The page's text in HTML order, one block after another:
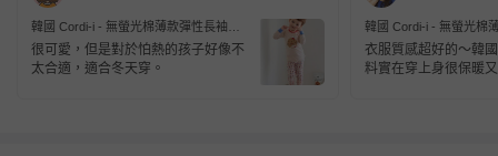
韓國 Cordi-i - 無螢光棉薄款彈性長袖家
居服-巧克力餅乾-米膚
很可愛，但是對於怕熱的孩子好像不
太合適，適合冬天穿。
韓國 Cordi-i - 無螢光棉
居服-童話花園-米黃
衣服質感超好的～韓
料實在穿上身很保暖